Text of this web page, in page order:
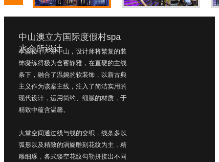
中山澳立方国际度假村spa
水会所设计
本案位于广东中山，设计师将繁复的装
饰凝练得极为含蓄静雅，在直硬的主线
条下，融合了温婉的软装饰，以新古典
主义作为该案主线，注入了简洁实用的
现代设计，运用简约、细腻的材质，于
精致中蕴含温馨。
大堂空间通过线与线的交织，线条多以
弧形以及精致的涡旋雕刻花纹为主，精
雕细琢，各式镂空花纹勾勒拼接出不同